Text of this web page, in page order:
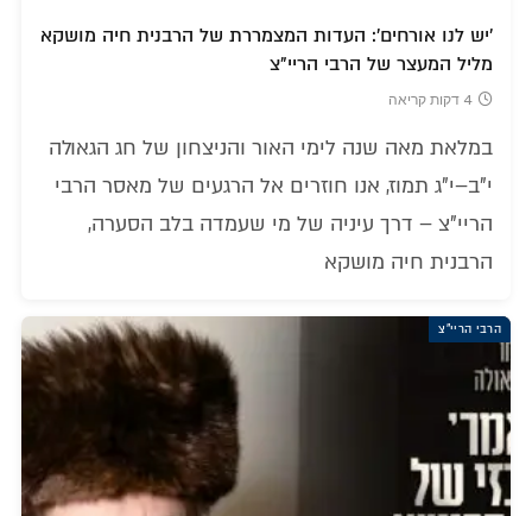
'יש לנו אורחים': העדות המצמררת של הרבנית חיה מושקא
מליל המעצר של הרבי הריי"צ
4 דקות קריאה
במלאת מאה שנה לימי האור והניצחון של חג הגאולה
י"ב–י"ג תמוז, אנו חוזרים אל הרגעים של מאסר הרבי
הריי"צ – דרך עיניה של מי שעמדה בלב הסערה,
הרבנית חיה מושקא
הרבי הריי"צ